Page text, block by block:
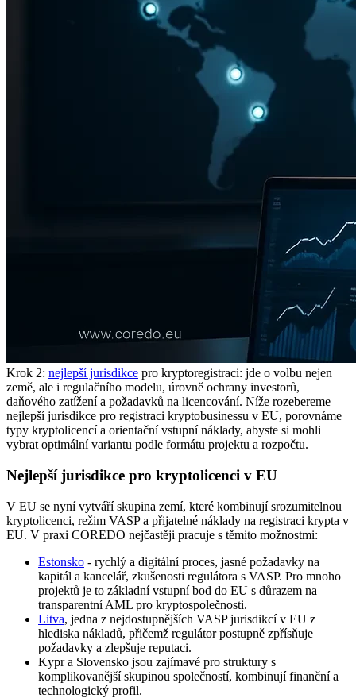
Krok 2: nejlepší jurisdikce pro kryptoregistraci: jde o volbu nejen
země, ale i regulačního modelu, úrovně ochrany investorů,
daňového zatížení a požadavků na licencování. Níže rozebereme
nejlepší jurisdikce pro registraci kryptobusinessu v EU, porovnáme
typy kryptolicencí a orientační vstupní náklady, abyste si mohli
vybrat optimální variantu podle formátu projektu a rozpočtu.
Nejlepší jurisdikce pro kryptolicenci v EU
V EU se nyní vytváří skupina zemí, které kombinují srozumitelnou
kryptolicenci, režim VASP a přijatelné náklady na registraci krypta v
EU. V praxi COREDO nejčastěji pracuje s těmito možnostmi:
Estonsko - rychlý a digitální proces, jasné požadavky na
kapitál a kancelář, zkušenosti regulátora s VASP. Pro mnoho
projektů je to základní vstupní bod do EU s důrazem na
transparentní AML pro kryptospolečnosti.
Litva, jedna z nejdostupnějších VASP jurisdikcí v EU z
hlediska nákladů, přičemž regulátor postupně zpřísňuje
požadavky a zlepšuje reputaci.
Kypr a Slovensko jsou zajímavé pro struktury s
komplikovanější skupinou společností, kombinují finanční a
technologický profil.